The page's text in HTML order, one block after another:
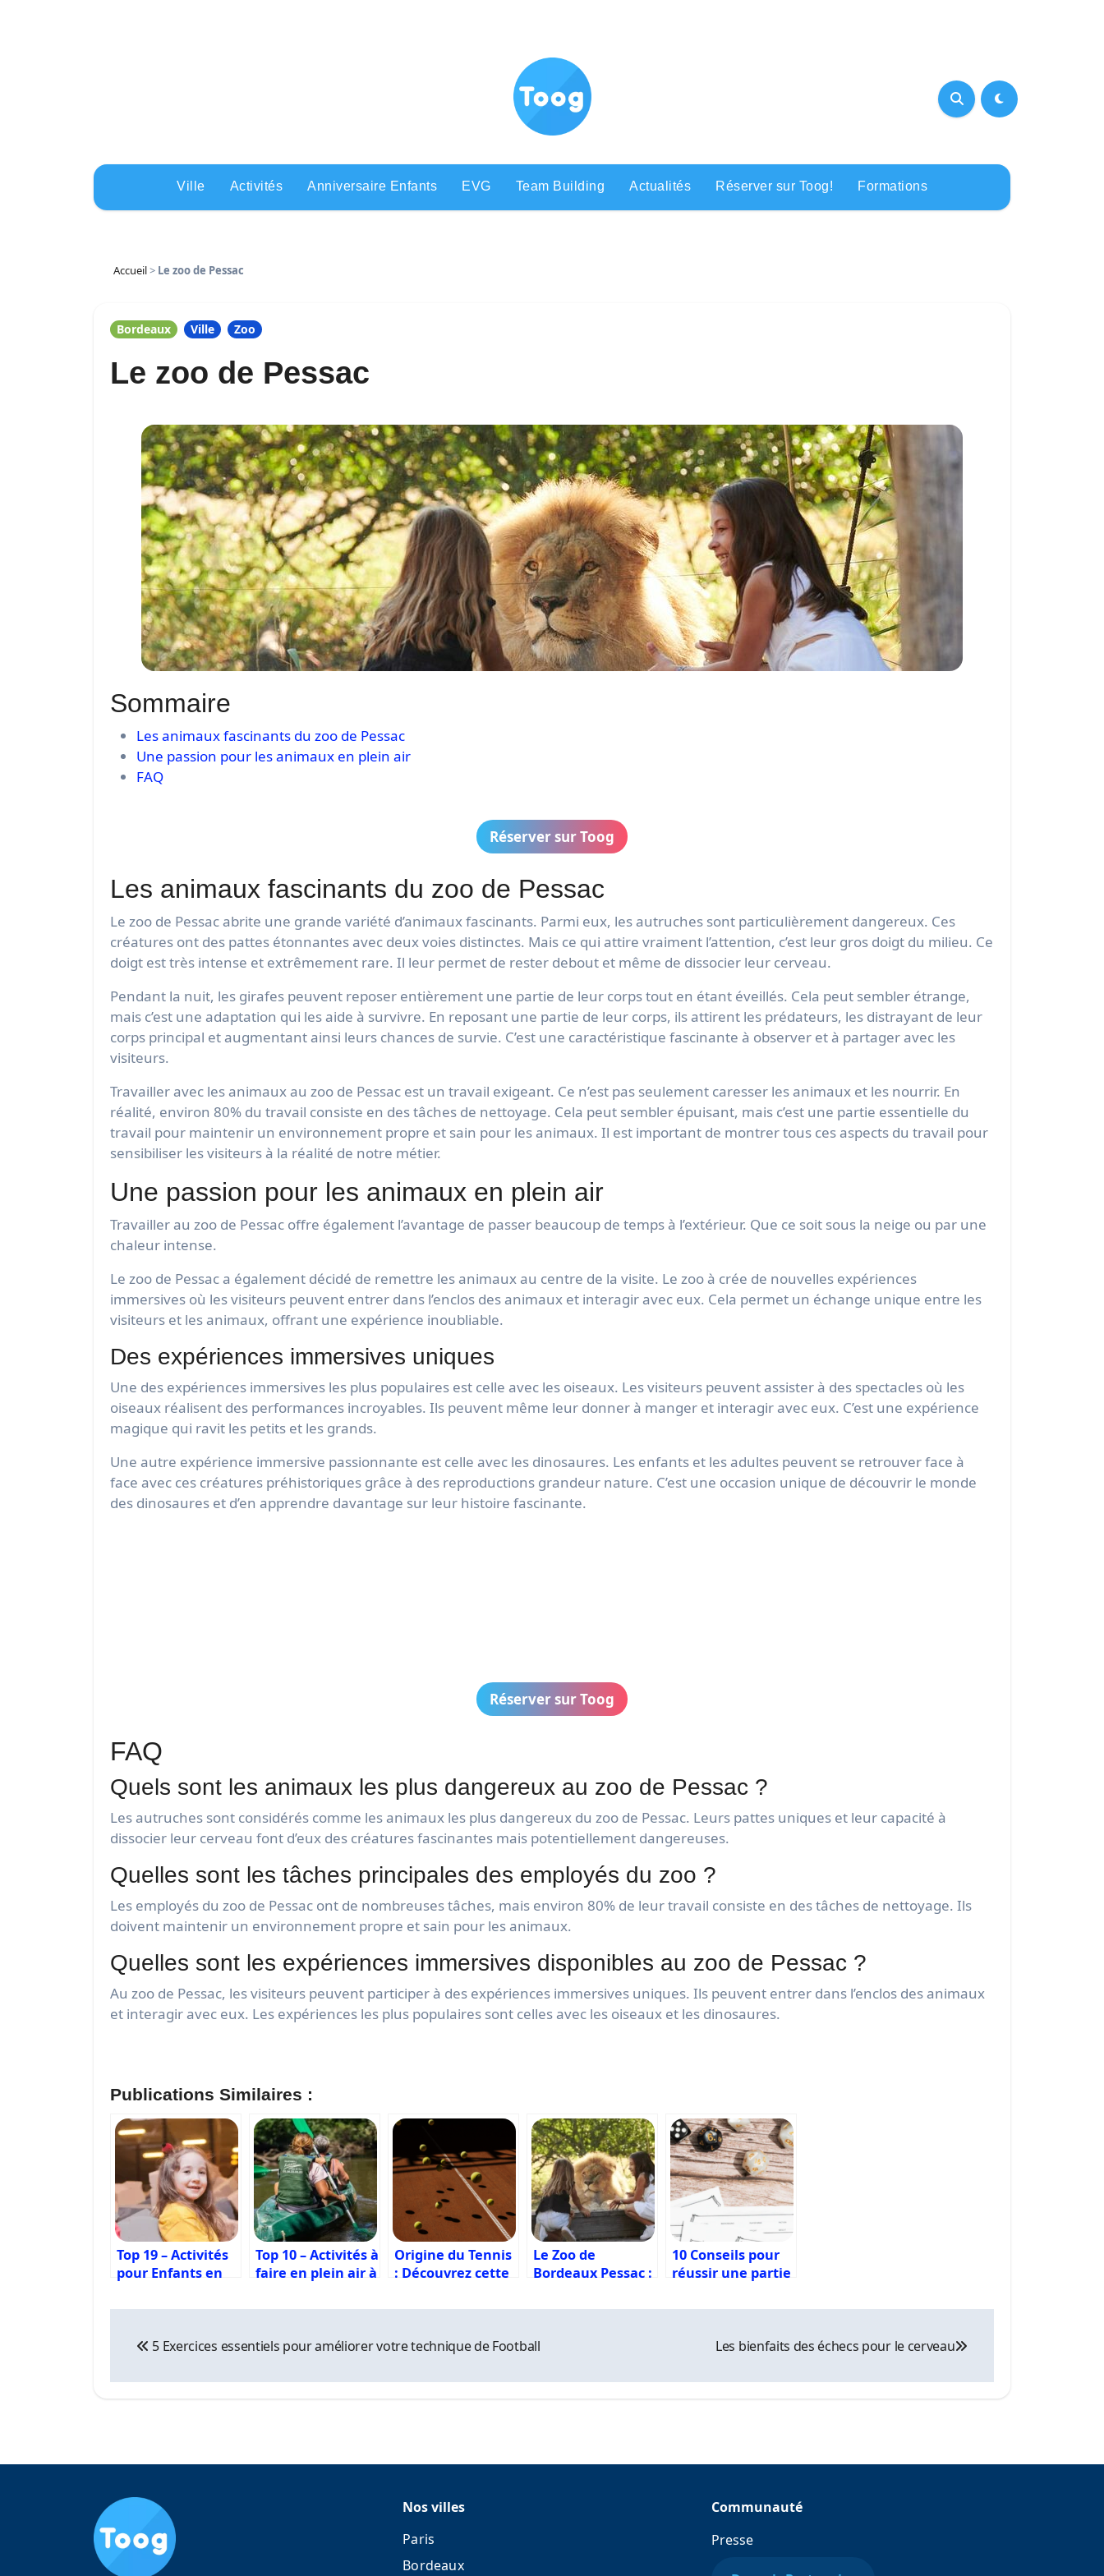
Ville Activités Anniversaire Enfants EVG Team Building Actualités Réserver sur Toog! Formations
Accueil> Le zoo de Pessac
Bordeaux Ville Zoo
Le zoo de Pessac
Sommaire
Les animaux fascinants du zoo de Pessac
Une passion pour les animaux en plein air
FAQ
Réserver sur Toog
Les animaux fascinants du zoo de Pessac
Le zoo de Pessac abrite une grande variété d’animaux fascinants. Parmi eux, les autruches sont particulièrement dangereux. Ces
créatures ont des pattes étonnantes avec deux voies distinctes. Mais ce qui attire vraiment l’attention, c’est leur gros doigt du milieu. Ce
doigt est très intense et extrêmement rare. Il leur permet de rester debout et même de dissocier leur cerveau.
Pendant la nuit, les girafes peuvent reposer entièrement une partie de leur corps tout en étant éveillés. Cela peut sembler étrange,
mais c’est une adaptation qui les aide à survivre. En reposant une partie de leur corps, ils attirent les prédateurs, les distrayant de leur
corps principal et augmentant ainsi leurs chances de survie. C’est une caractéristique fascinante à observer et à partager avec les
visiteurs.
Travailler avec les animaux au zoo de Pessac est un travail exigeant. Ce n’est pas seulement caresser les animaux et les nourrir. En
réalité, environ 80% du travail consiste en des tâches de nettoyage. Cela peut sembler épuisant, mais c’est une partie essentielle du
travail pour maintenir un environnement propre et sain pour les animaux. Il est important de montrer tous ces aspects du travail pour
sensibiliser les visiteurs à la réalité de notre métier.
Une passion pour les animaux en plein air
Travailler au zoo de Pessac offre également l’avantage de passer beaucoup de temps à l’extérieur. Que ce soit sous la neige ou par une
chaleur intense.
Le zoo de Pessac a également décidé de remettre les animaux au centre de la visite. Le zoo à crée de nouvelles expériences
immersives où les visiteurs peuvent entrer dans l’enclos des animaux et interagir avec eux. Cela permet un échange unique entre les
visiteurs et les animaux, offrant une expérience inoubliable.
Des expériences immersives uniques
Une des expériences immersives les plus populaires est celle avec les oiseaux. Les visiteurs peuvent assister à des spectacles où les
oiseaux réalisent des performances incroyables. Ils peuvent même leur donner à manger et interagir avec eux. C’est une expérience
magique qui ravit les petits et les grands.
Une autre expérience immersive passionnante est celle avec les dinosaures. Les enfants et les adultes peuvent se retrouver face à
face avec ces créatures préhistoriques grâce à des reproductions grandeur nature. C’est une occasion unique de découvrir le monde
des dinosaures et d’en apprendre davantage sur leur histoire fascinante.
Réserver sur Toog
FAQ
Quels sont les animaux les plus dangereux au zoo de Pessac ?
Les autruches sont considérés comme les animaux les plus dangereux du zoo de Pessac. Leurs pattes uniques et leur capacité à
dissocier leur cerveau font d’eux des créatures fascinantes mais potentiellement dangereuses.
Quelles sont les tâches principales des employés du zoo ?
Les employés du zoo de Pessac ont de nombreuses tâches, mais environ 80% de leur travail consiste en des tâches de nettoyage. Ils
doivent maintenir un environnement propre et sain pour les animaux.
Quelles sont les expériences immersives disponibles au zoo de Pessac ?
Au zoo de Pessac, les visiteurs peuvent participer à des expériences immersives uniques. Ils peuvent entrer dans l’enclos des animaux
et interagir avec eux. Les expériences les plus populaires sont celles avec les oiseaux et les dinosaures.
Publications Similaires :
Top 19 – Activités
pour Enfants en
Top 10 – Activités à
faire en plein air à
Origine du Tennis
: Découvrez cette
fascinante
Le Zoo de
Bordeaux Pessac :
unique à
10 Conseils pour
réussir une partie
de
l’article
5 Exercices essentiels pour améliorer votre technique de Football Les bienfaits des échecs pour le cerveau
Nos villes
Paris
Bordeaux
Communauté
Presse